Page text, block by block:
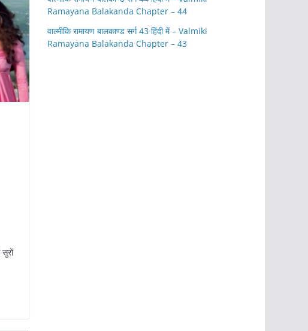
Ramayana Balakanda Chapter – 44
वाल्मीकि रामायण बालकाण्ड सर्ग 43 हिंदी में – Valmiki
Ramayana Balakanda Chapter – 43